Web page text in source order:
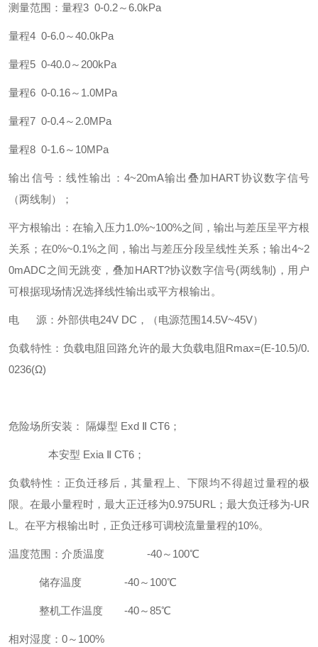
测量范围：量程3 0-0.2～6.0kPa
量程4 0-6.0～40.0kPa
量程5 0-40.0～200kPa
量程6 0-0.16～1.0MPa
量程7 0-0.4～2.0MPa
量程8 0-1.6～10MPa
输出信号：线性输出：4~20mA输出叠加HART协议数字信号
（两线制）；
平方根输出：在输入压力1.0%~100%之间，输出与差压呈平方根
关系；在0%~0.1%之间，输出与差压分段呈线性关系；输出4~2
0mADC之间无跳变，叠加HART?协议数字信号(两线制)，用户
可根据现场情况选择线性输出或平方根输出。
电 源：外部供电24V DC，（电源范围14.5V~45V）
负载特性：负载电阻回路允许的最大负载电阻Rmax=(E-10.5)/0.
0236(Ω)
危险场所安装： 隔爆型 Exd Ⅱ CT6；
本安型 Exia Ⅱ CT6；
负载特性：正负迁移后，其量程上、下限均不得超过量程的极
限。在最小量程时，最大正迁移为0.975URL；最大负迁移为-UR
L。在平方根输出时，正负迁移可调校流量量程的10%。
温度范围：介质温度 -40～100℃
储存温度 -40～100℃
整机工作温度 -40～85℃
相对湿度：0～100%